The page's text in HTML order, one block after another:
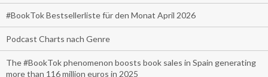
#BookTok Bestsellerliste für den Monat April 2026
Podcast Charts nach Genre
The #BookTok phenomenon boosts book sales in Spain generating
more than 116 million euros in 2025